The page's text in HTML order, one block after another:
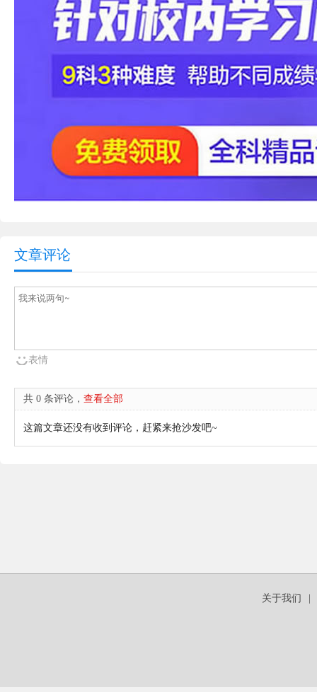
文章评论
表情
共 0 条评论， 查看全部
这篇文章还没有收到评论，赶紧来抢沙发吧~
关于我们